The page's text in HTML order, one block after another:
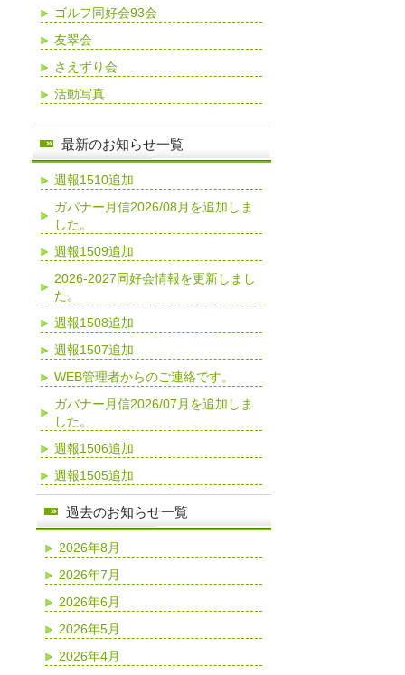
ゴルフ同好会93会
友翠会
さえずり会
活動写真
最新のお知らせ一覧
週報1510追加
ガバナー月信2026/08月を追加しま
した。
週報1509追加
2026-2027同好会情報を更新しまし
た。
週報1508追加
週報1507追加
WEB管理者からのご連絡です。
ガバナー月信2026/07月を追加しま
した。
週報1506追加
週報1505追加
過去のお知らせ一覧
2026年8月
2026年7月
2026年6月
2026年5月
2026年4月